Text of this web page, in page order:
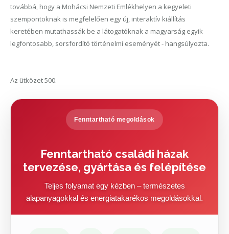
továbbá, hogy a Mohácsi Nemzeti Emlékhelyen a kegyeleti
szempontoknak is megfelelően egy új, interaktív kiállítás
keretében mutathassák be a látogatóknak a magyarság egyik
legfontosabb, sorsfordító történelmi eseményét - hangsúlyozta.
Az ütközet 500.
Fenntartható megoldások
Fenntartható családi házak
tervezése, gyártása és felépítése
Teljes folyamat egy kézben – természetes
alapanyagokkal és energiatakarékos megoldásokkal.